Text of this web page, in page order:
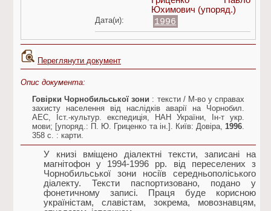
Юхимович (упоряд.)
Дата(и): 1996
Переглянути документ
Опис документа:
Говірки Чорнобильської зони : тексти / М-во у справах
захисту населення від наслідків аварії на Чорнобил.
АЕС, Іст.-культур. експедиція, НАН України, Ін-т укр.
мови; [упоряд.: П. Ю. Гриценко та ін.]. Київ: Довіра, 1996
358 с. : карти.
У книзі вміщено діалектні тексти, записані на
магнітофон у 1994-1996 рр. від переселених з
Чорнобильської зони носіїв середньополіського
діалекту. Тексти паспортизовано, подано у
фонетичному записі. Праця буде корисною
україністам, славістам, зокрема, мовознавцям,